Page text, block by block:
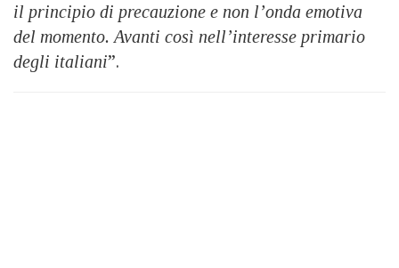
il principio di precauzione e non l’onda emotiva
del momento. Avanti così nell’interesse primario
degli italiani”.